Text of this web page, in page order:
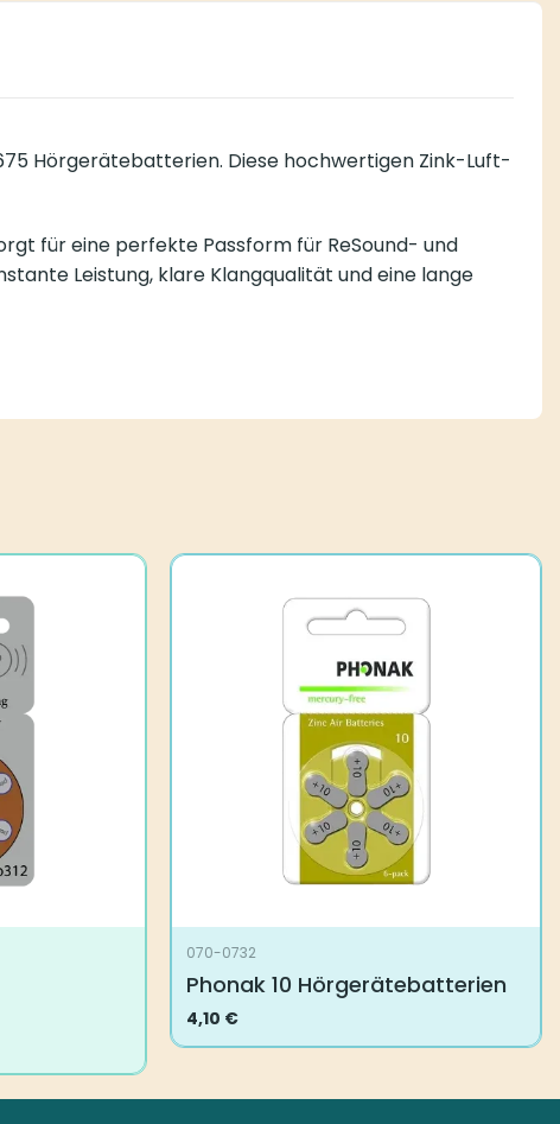
Hörgerätebatterien. Diese hochwertigen Zink-Luft-
für eine perfekte Passform für ReSound- und
Leistung, klare Klangqualität und eine lange
070-0732
Phonak 10 Hörgerätebatterien
4,10 €